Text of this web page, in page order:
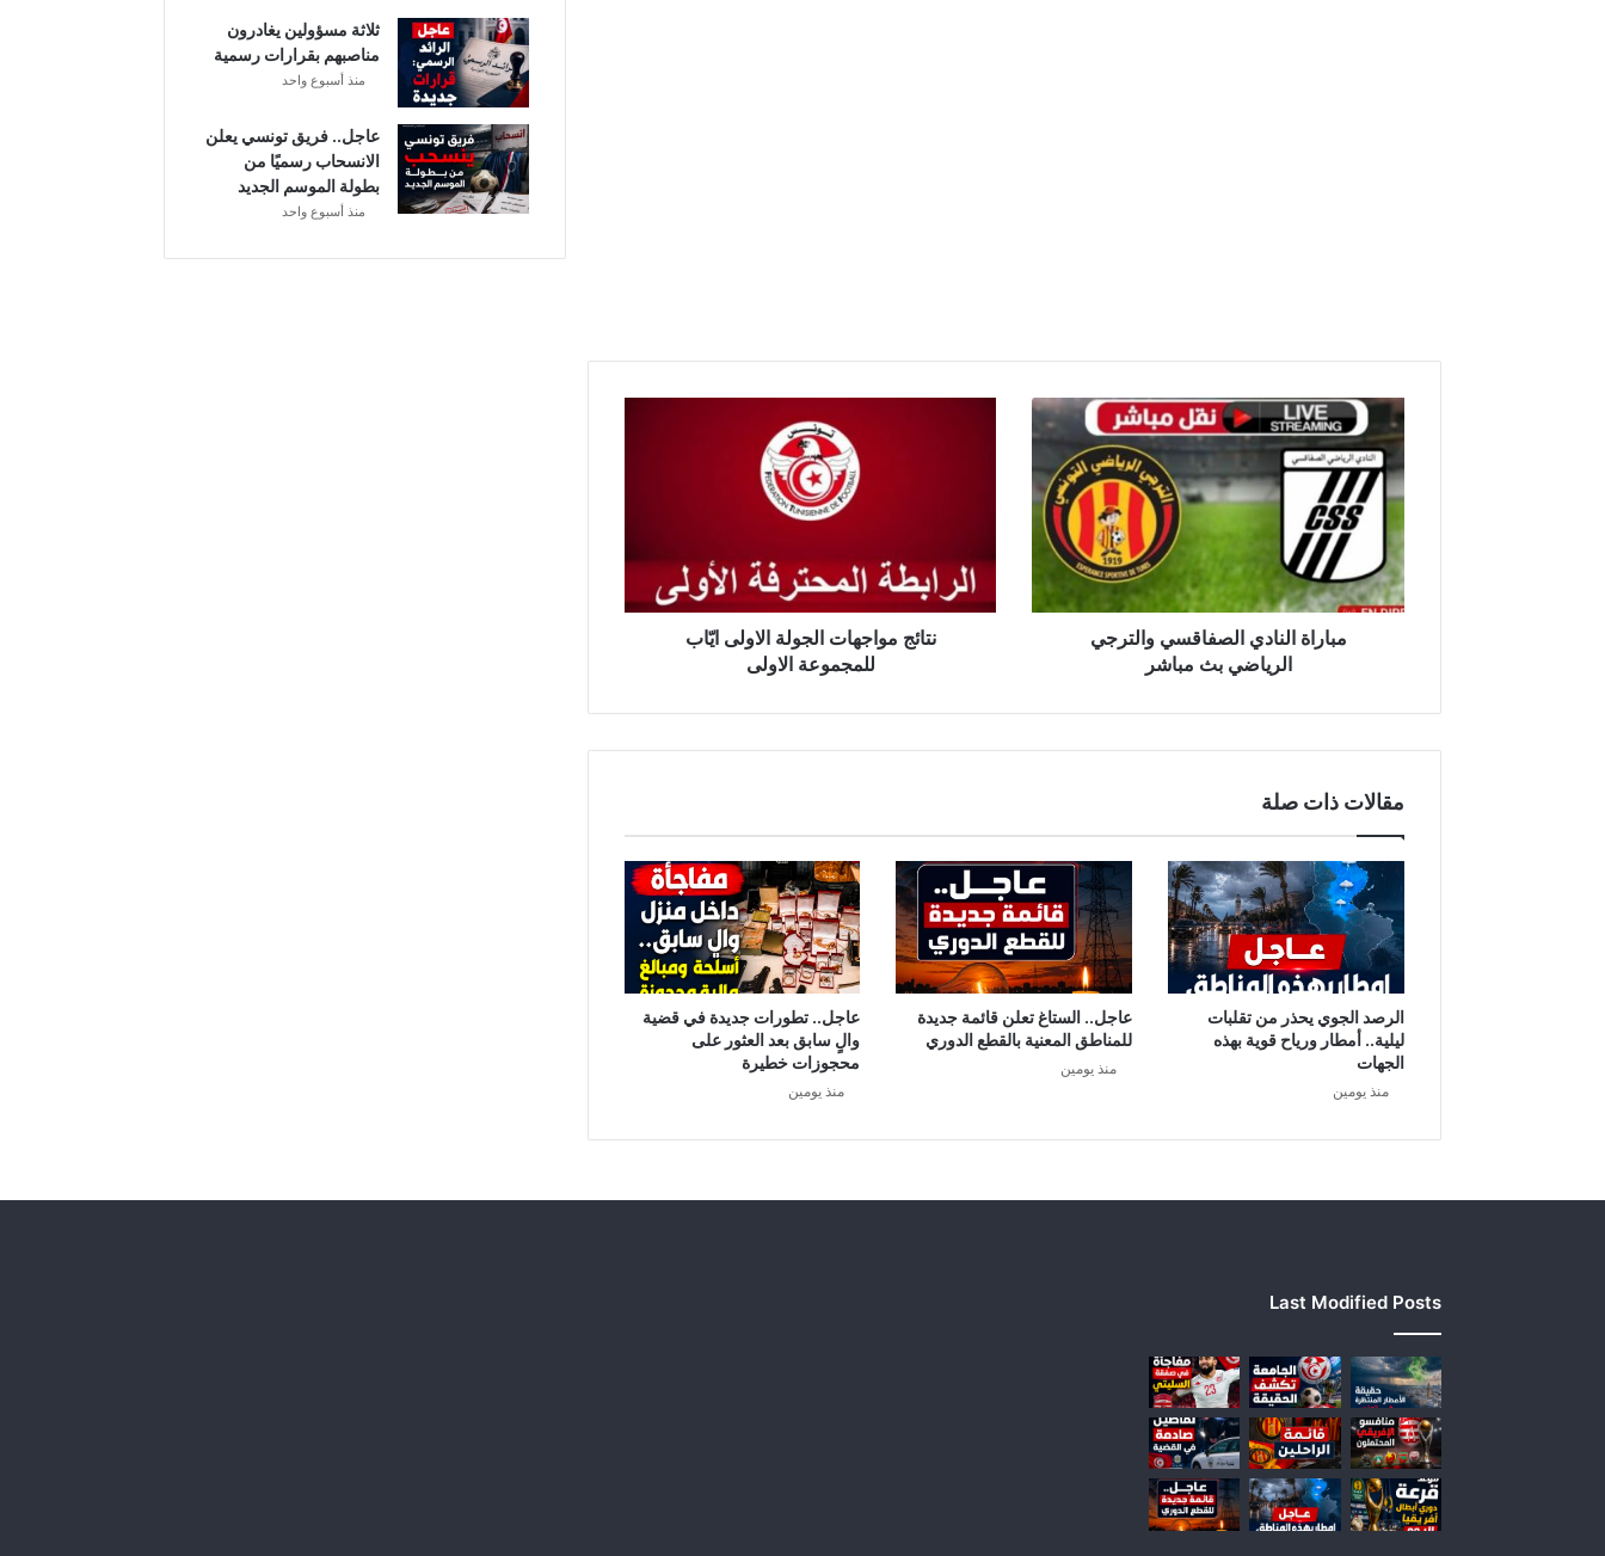
مباراة
النادي
الصفاقسي
والترجي
الرياضي
بث
مباشر
مباراة النادي الصفاقسي والترجي
الرياضي بث مباشر
الاولى
نتائج مواجهات الجولة الاولى ايّاب
للمجموعة الاولى
مقالات ذات صلة
الرصد الجوي يحذر من تقلبات
ليلية.. أمطار ورياح قوية بهذه
الجهات
منذ يومين
عاجل.. الستاغ تعلن قائمة جديدة
للمناطق المعنية بالقطع الدوري
منذ يومين
عاجل.. تطورات جديدة في قضية
والٍ سابق بعد العثور على
محجوزات خطيرة
منذ يومين
ثلاثة مسؤولين يغادرون
مناصبهم بقرارات رسمية
منذ أسبوع واحد
عاجل.. فريق تونسي يعلن
الانسحاب رسميًا من
بطولة الموسم الجديد
منذ أسبوع واحد
Last Modified Posts